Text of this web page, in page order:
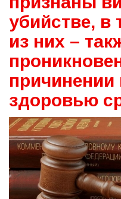
убийстве, в
из них –
причинении
здоровью